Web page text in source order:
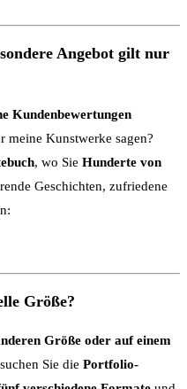
Angebot gilt nur
Kundenbewertungen
meine Kunstwerke sagen?
, wo Sie Hunderte von
Geschichten, zufriedene
Größe?
Größe oder auf einem
Sie die Portfolio-